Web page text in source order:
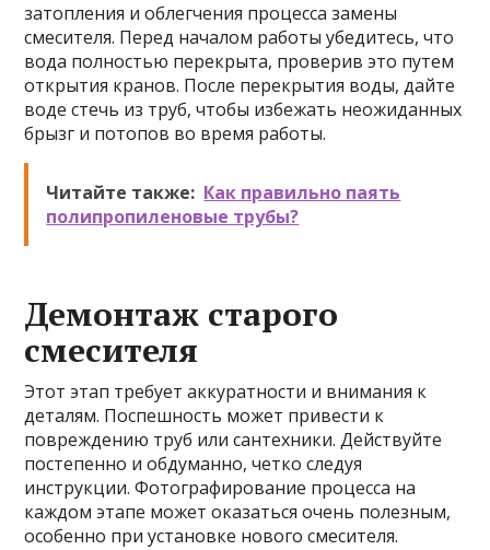
затопления и облегчения процесса замены
смесителя. Перед началом работы убедитесь, что
вода полностью перекрыта, проверив это путем
открытия кранов. После перекрытия воды, дайте
воде стечь из труб, чтобы избежать неожиданных
брызг и потопов во время работы.
Читайте также: Как правильно паять
полипропиленовые трубы?
Демонтаж старого
смесителя
Этот этап требует аккуратности и внимания к
деталям. Поспешность может привести к
повреждению труб или сантехники. Действуйте
постепенно и обдуманно, четко следуя
инструкции. Фотографирование процесса на
каждом этапе может оказаться очень полезным,
особенно при установке нового смесителя.